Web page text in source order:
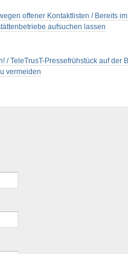
offener Kontaktlisten / Bereits
aufsuchen lassen
/ TeleTrusT-Pressefrühstück auf der
vermeiden